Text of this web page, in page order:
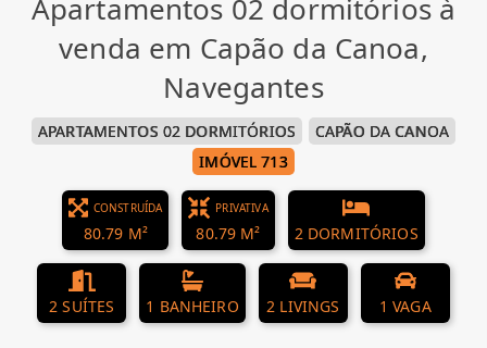
Apartamentos 02 dormitórios à
venda em Capão da Canoa,
Navegantes
APARTAMENTOS 02 DORMITÓRIOS
CAPÃO DA CANOA
IMÓVEL 713
CONSTRUÍDA
80.79 M²
PRIVATIVA
80.79 M² 2 DORMITÓRIOS
2 SUÍTES 1 BANHEIRO 2 LIVINGS 1 VAGA